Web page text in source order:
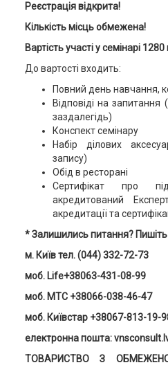
Реєстрація відкрита!
Кількість місць обмежена!
Вартість участі у семінарі 1 280
До вартості входить:
Повний день навчання,
Відповіді на
заздалегідь)
Конспект семінару
Набір ділових
запису)
Обід в ресторані
Сертифікат про
акредитований
акредитації та
* Залишились питання?
м. Київ тел. (044) 332-72-73
моб. Life+38063-431-08-99
моб. MTC +38066-038-46-47
моб. Київстар +38067-813-19-
електронна пошта:
ТОВАРИСТВО З